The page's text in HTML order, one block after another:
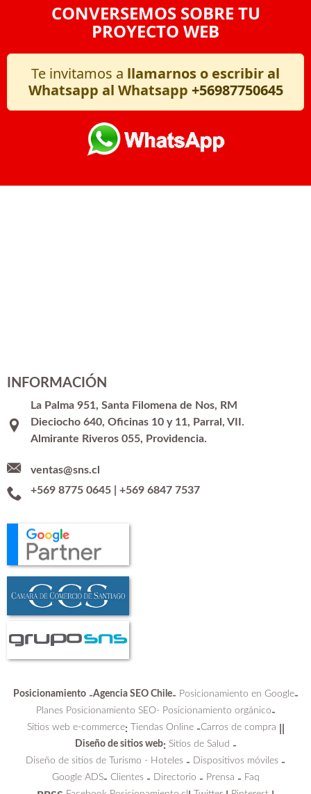
CONVERSEMOS SOBRE TU
PROYECTO WEB
Te invitamos a llamarnos o escribir al
Whatsapp al Whatsapp +56987750645
INFORMACIÓN
La Palma 951, Santa Filomena de Nos, RM
Dieciocho 640, Oficinas 10 y 11, Parral, VII.
Almirante Riveros 055, Providencia.
ventas@sns.cl
+569 8775 0645| +569 6847 7537
Posicionamiento-Agencia SEO Chile- Posicionamiento en Google-
Planes Posicionamiento SEO- Posicionamiento orgánico-
Sitios web e-commerce: Tiendas Online-Carros de compra
Diseño de sitios web: Sitios de Salud -
Diseño de sitios de Turismo - Hoteles - Dispositivos móviles -
Google ADS- Clientes- Directorio - Prensa - Faq